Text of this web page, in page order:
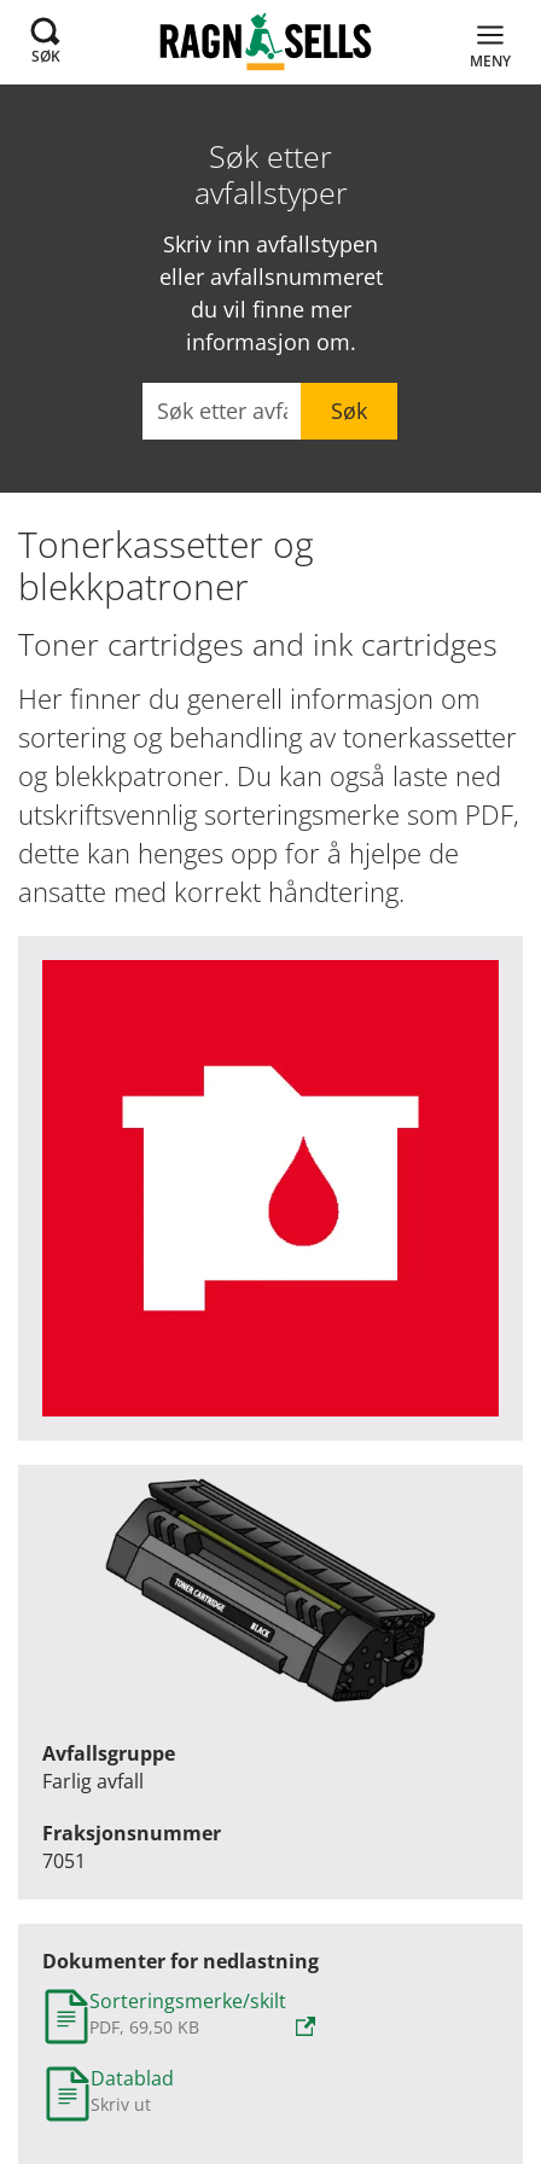
SØK MENY
Søk etter
avfallstyper
Skriv inn avfallstypen
eller avfallsnummeret
du vil finne mer
informasjon om.
Søk
Søk
Tonerkassetter og
blekkpatroner
Toner cartridges and ink cartridges
Her finner du generell informasjon om
sortering og behandling av tonerkassetter
og blekkpatroner. Du kan også laste ned
utskriftsvennlig sorteringsmerke som PDF,
dette kan henges opp for å hjelpe de
ansatte med korrekt håndtering.
Avfallsgruppe
Farlig avfall
Fraksjonsnummer
7051
Dokumenter for nedlastning
Sorteringsmerke/skilt
PDF, 69,50 KB
Datablad
Skriv ut